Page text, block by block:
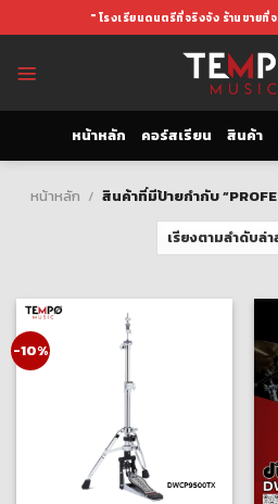
to
" โรงเรียนดนตรีที่จริงจัง ร้านขายที่จ
หน้าหลัก คอร์สเรียน สินค้า
หน้าหลัก / สินค้าที่มีป้ายกำกับ
-10%